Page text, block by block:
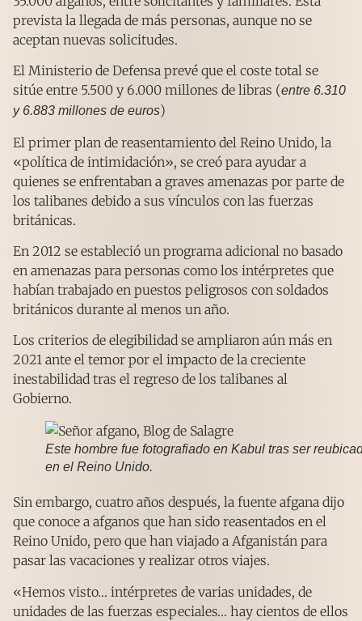
prevista la llegada de más personas, aunque no se
aceptan nuevas solicitudes.
El Ministerio de Defensa prevé que el coste total se
sitúe entre 5.500 y 6.000 millones de libras (entre 6.310
y 6.883 millones de euros)
El primer plan de reasentamiento del Reino Unido, la
«política de intimidación», se creó para ayudar a
quienes se enfrentaban a graves amenazas por parte de
los talibanes debido a sus vínculos con las fuerzas
británicas.
En 2012 se estableció un programa adicional no basado
en amenazas para personas como los intérpretes que
habían trabajado en puestos peligrosos con soldados
británicos durante al menos un año.
Los criterios de elegibilidad se ampliaron aún más en
2021 ante el temor por el impacto de la creciente
inestabilidad tras el regreso de los talibanes al
Gobierno.
Este hombre fue fotografiado en Kabul tras ser
en el Reino Unido.
Sin embargo, cuatro años después, la fuente afgana dijo
que conoce a afganos que han sido reasentados en el
Reino Unido, pero que han viajado a Afganistán para
pasar las vacaciones y realizar otros viajes.
«Hemos visto… intérpretes de varias unidades, de
unidades de las fuerzas especiales… hay cientos de ellos